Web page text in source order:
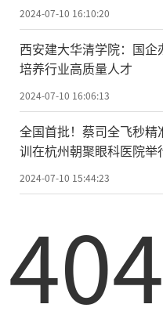
2024-07-10 16:10:20
西安建大华清学院：国企
培养行业高质量人才
2024-07-10 16:06:13
全国首批！蔡司全飞秒精
训在杭州朝聚眼科医院举
2024-07-10 15:44:23